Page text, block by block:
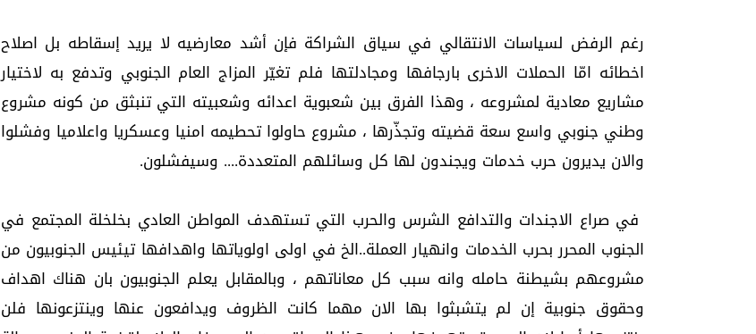
رغم الرفض لسياسات الانتقالي في سياق الشراكة فإن أشد معارضيه لا يريد إسقاطه بل اصلاح
اخطائه امّا الحملات الاخرى بارجافها ومجادلتها فلم تغيّر المزاج العام الجنوبي وتدفع به لاختيار
مشاريع معادية لمشروعه ، وهذا الفرق بين شعبوية اعدائه وشعبيته التي تنبثق من كونه مشروع
وطني جنوبي واسع سعة قضيته وتجذّرها ، مشروع حاولوا تحطيمه امنيا وعسكريا واعلاميا وفشلوا
والان يديرون حرب خدمات ويجندون لها كل وسائلهم المتعددة.... وسيفشلون.
في صراع الاجندات والتدافع الشرس والحرب التي تستهدف المواطن العادي بخلخلة المجتمع في
الجنوب المحرر بحرب الخدمات وانهيار العملة..الخ في اولى اولوياتها واهدافها تيئيس الجنوبيون من
مشروعهم بشيطنة حامله وانه سبب كل معاناتهم ، وبالمقابل يعلم الجنوبيون بان هناك اهداف
وحقوق جنوبية إن لم يتشبثوا بها الان مهما كانت الظروف ويدافعون عنها وينتزعونها فلن